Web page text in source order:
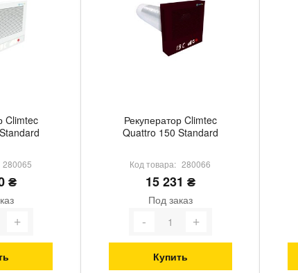
Climtec
280065
₴
Рекуператор Climtec
Quattro 150 Standard
Код товара: 280066
15 231 ₴
Под заказ
Купить